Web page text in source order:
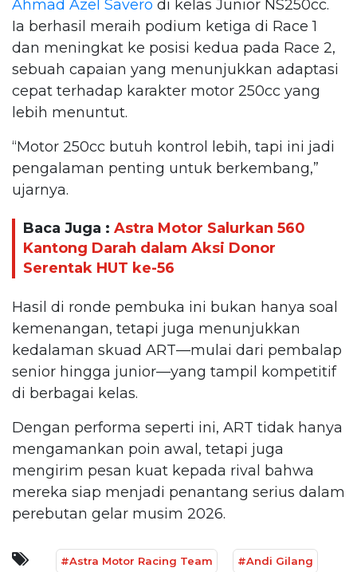
Ahmad Azel Savero di kelas Junior NS250cc.
Ia berhasil meraih podium ketiga di Race 1
dan meningkat ke posisi kedua pada Race 2,
sebuah capaian yang menunjukkan adaptasi
cepat terhadap karakter motor 250cc yang
lebih menuntut.
“Motor 250cc butuh kontrol lebih, tapi ini jadi
pengalaman penting untuk berkembang,”
ujarnya.
Baca Juga : Astra Motor Salurkan 560
Kantong Darah dalam Aksi Donor
Serentak HUT ke-56
Hasil di ronde pembuka ini bukan hanya soal
kemenangan, tetapi juga menunjukkan
kedalaman skuad ART—mulai dari pembalap
senior hingga junior—yang tampil kompetitif
di berbagai kelas.
Dengan performa seperti ini, ART tidak hanya
mengamankan poin awal, tetapi juga
mengirim pesan kuat kepada rival bahwa
mereka siap menjadi penantang serius dalam
perebutan gelar musim 2026.
#Astra Motor Racing Team #Andi Gilang